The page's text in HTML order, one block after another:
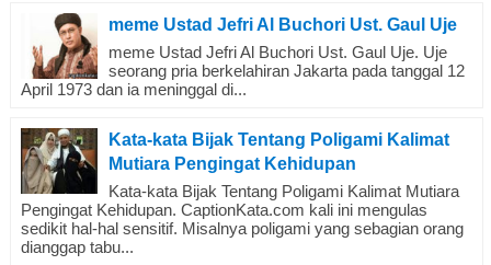
meme Ustad Jefri Al Buchori Ust. Gaul Uje
meme Ustad Jefri Al Buchori Ust. Gaul Uje. Uje
seorang pria berkelahiran Jakarta pada tanggal 12
April 1973 dan ia meninggal di...
Kata-kata Bijak Tentang Poligami Kalimat
Mutiara Pengingat Kehidupan
Kata-kata Bijak Tentang Poligami Kalimat Mutiara
Pengingat Kehidupan. CaptionKata.com kali ini mengulas
sedikit hal-hal sensitif. Misalnya poligami yang sebagian orang
dianggap tabu...